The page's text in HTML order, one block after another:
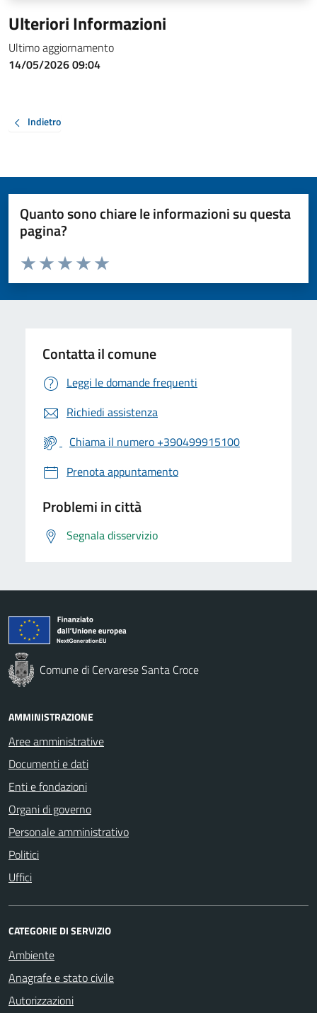
Ulteriori Informazioni
Ultimo aggiornamento
14/05/2026 09:04
Indietro
Quanto sono chiare le informazioni su questa
pagina?
Valuta da 1 a 5 stelle la pagina
Valuta 5 stelle su 5
Valuta 4 stelle su 5
Valuta 3 stelle su 5
Valuta 2 stelle su 5
Valuta 1 stelle su 5
Contatta il comune
Leggi le domande frequenti
Richiedi assistenza
Chiama il numero +390499915100
Prenota appuntamento
Problemi in città
Segnala disservizio
Comune di Cervarese Santa Croce
AMMINISTRAZIONE
Aree amministrative
Documenti e dati
Enti e fondazioni
Organi di governo
Personale amministrativo
Politici
Uffici
CATEGORIE DI SERVIZIO
Ambiente
Anagrafe e stato civile
Autorizzazioni